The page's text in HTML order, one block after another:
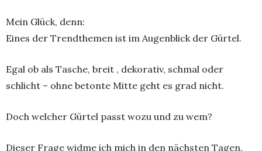
Mein Glück, denn:
Eines der Trendthemen ist im Augenblick der Gürtel.
Egal ob als Tasche, breit , dekorativ, schmal oder
schlicht – ohne betonte Mitte geht es grad nicht.
Doch welcher Gürtel passt wozu und zu wem?
Dieser Frage widme ich mich in den nächsten Tagen.